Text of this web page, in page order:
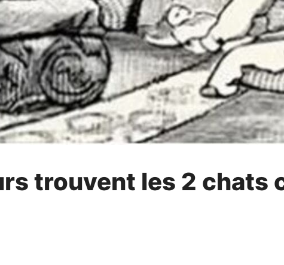
trouvent les 2 chats